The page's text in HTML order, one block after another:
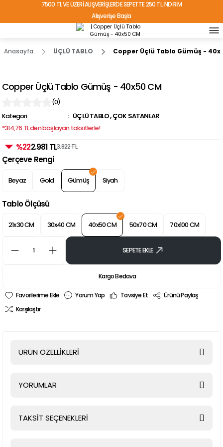
7500 TL VE ÜZERİ ALIŞVERİŞLERDE SEPETTE 250 TL İNDİRİM
Alışverişe Başla
TÜRKİYE'NİN HER YERİNE ÜCRETSİZ KARGO!
Anasayfa ÜÇLÜ TABLO Copper Üçlü Tablo Gümüş -
Copper Üçlü Tablo Gümüş - 40x50 CM
(0)
Kategori ÜÇLÜ TABLO,ÇOK SATANLAR
*314,76 TL den başlayan taksitlerle!
%222.981 TL3.822 TL
Çerçeve Rengi
Beyaz Gold Gümüş Siyah
Tablo Ölçüsü
21x30 CM 30x40 CM 40x50 CM 50x70 CM 70x100 CM
SEPETE EKLE
Kargo Bedava
Yorum Yap Tavsiye Et
Ürünü Paylaş
Karşılaştır
ÜRÜN ÖZELLİKLERİ
YORUMLAR
TAKSİT SEÇENEKLERİ